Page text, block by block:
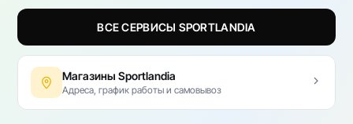
ВСЕ СЕРВИСЫ SPORTLANDIA
Магазины Sportlandia
Адреса, график работы и самовывоз